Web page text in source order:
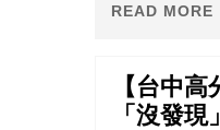
此舉引發辯護
READ MORE
【台中
「沒發